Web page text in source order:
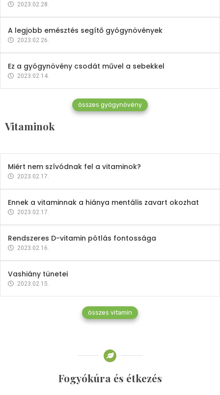
2023.02.28.
A legjobb emésztés segítő gyógynövények
2023.02.26.
Ez a gyógynövény csodát művel a sebekkel
2023.02.14.
összes gyógynövény
Vitaminok
Vitaminok
Mindent a B-12 vitaminról
2023.02.27.
Miért nem szívódnak fel a vitaminok?
2023.02.17.
Ennek a vitaminnak a hiánya mentális zavart okozhat
2023.02.17.
Rendszeres D-vitamin pótlás fontossága
2023.02.16.
Vashiány tünetei
2023.02.15.
összes vitamin
Fogyókúra és étkezés